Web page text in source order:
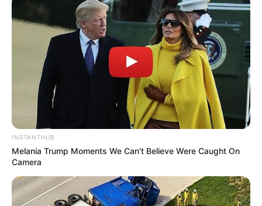
Τι ήταν αυτό;…Δεν μπορεί να αποκλείσεις
ότι κατευθυνόταν στην αποστολή του προέδρου
μου ή στην αποστολή ενός ξένου
φιλοξενούμενου», δήλωσε ο Ιχόρ Ζόβκβα,
υψηλόβαθμος ουκρανός διπλωματικός σύμβουλος,
σε συνέντευξη στο
CNN
INSTANTHUB
Melania Trump Moments We Can't Believe Were Caught On
Camera